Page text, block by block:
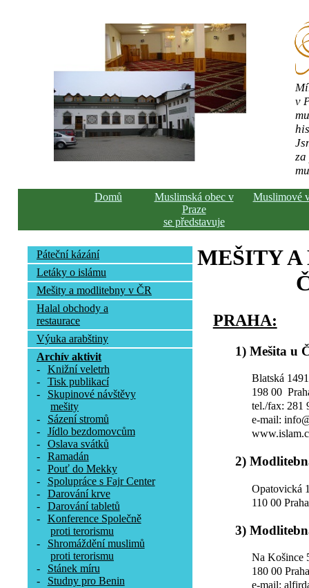
v
Domů
Muslimská obec v
Praze
se představuje
Muslimové
Páteční kázání
Letáky o islámu
Mešity a modlitebny v ČR
Halal obchody a
restaurace
Výuka arabštiny
Archív aktivit
-
Knižní veletrh
-
Tisk publikací
-
Skupinové návštěvy
mešity
-
Sázení stromů
-
Jídlo bezdomovcům
-
Oslava svátků
-
Ramadán
-
Pouť do Mekky
-
Spolupráce s Fajr Center
-
Darování krve
-
Darování tabletů
-
Konference Společně
proti terorismu
-
Shromáždění muslimů
proti terorismu
-
Stánek míru
-
Studny pro Benin
MEŠITY
PRAHA:
1) Mešita u
Blatská 1491
198 00
tel./fax: 281
e-mail:
2)
Opatovická
110 00
3)
Na Košince
180 00
e-mail: